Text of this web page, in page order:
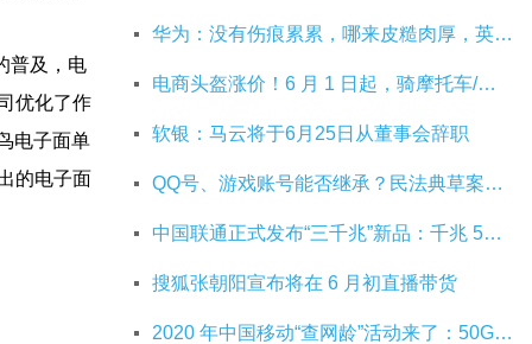
电
优化了作
子面单
的电子面
华为：没有伤痕累累，哪来皮糙肉厚，英雄自古多磨难
电商头盔涨价！6 月 1 日起，骑摩托车/电动车不戴头盔将被严查
软银：马云将于6月25日从董事会辞职
QQ号、游戏账号能否继承？民法典草案中将概括
中国联通正式发布“三千兆”新品：千兆 5G 、千兆宽带及千兆 Wi-Fi
搜狐张朝阳宣布将在 6 月初直播带货
2020 年中国移动“查网龄”活动来了：50G 畅玩流量包，钻石勋章宽带提速至 1000 M